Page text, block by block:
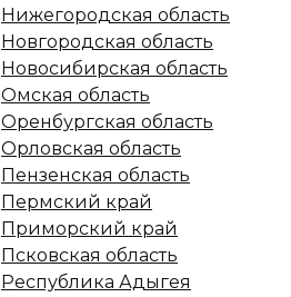
Нижегородская область
Новгородская область
Новосибирская область
Омская область
Оренбургская область
Орловская область
Пензенская область
Пермский край
Приморский край
Псковская область
Республика Адыгея